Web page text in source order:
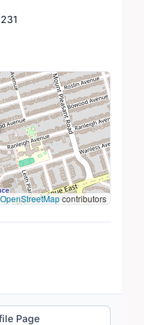
OpenStreetMapcontributors
Page